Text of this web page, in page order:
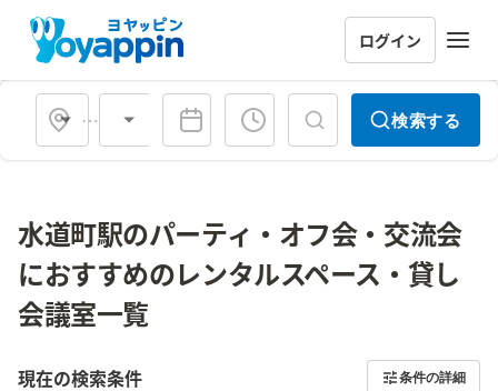
ログイン
会場タイプ 検索する
水道町駅のパーティ・オフ会・交流会
におすすめのレンタルスペース・貸し
会議室一覧
現在の検索条件 条件の詳細